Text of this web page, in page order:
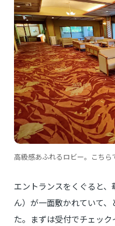
高級感あふれるロビー。こちら
エントランスをくぐると
ん）が一面敷かれていて
た。まずは受付でチェッ